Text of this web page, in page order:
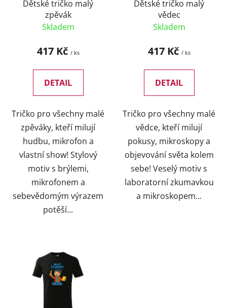
Dětské tričko malý
zpěvák
Skladem
417 Kč / ks
DETAIL
Tričko pro všechny malé
zpěváky, kteří milují
hudbu, mikrofon a
vlastní show! Stylový
motiv s brýlemi,
mikrofonem a
sebevědomým výrazem
potěší...
Dětské tričko malý
vědec
Skladem
417 Kč / ks
DETAIL
Tričko pro všechny malé
vědce, kteří milují
pokusy, mikroskopy a
objevování světa kolem
sebe! Veselý motiv s
laboratorní zkumavkou
a mikroskopem...